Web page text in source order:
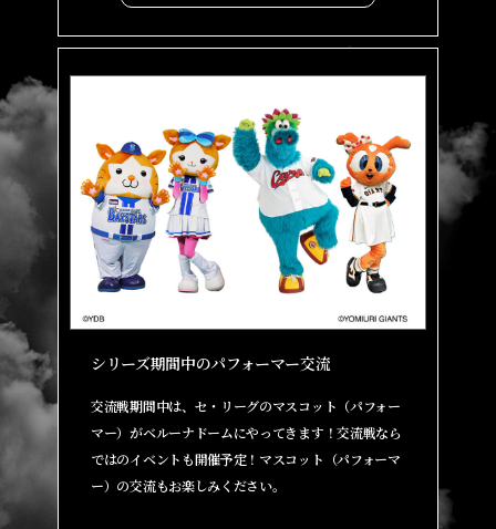
シリーズ期間中のパフォーマー交流
交流戦期間中は、セ・リーグのマスコット（パフォー
マー）がベルーナドームにやってきます！交流戦なら
ではのイベントも開催予定！マスコット（パフォーマ
ー）の交流もお楽しみください。